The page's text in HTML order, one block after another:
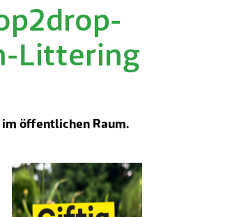
Littering
öffentlichen Raum.